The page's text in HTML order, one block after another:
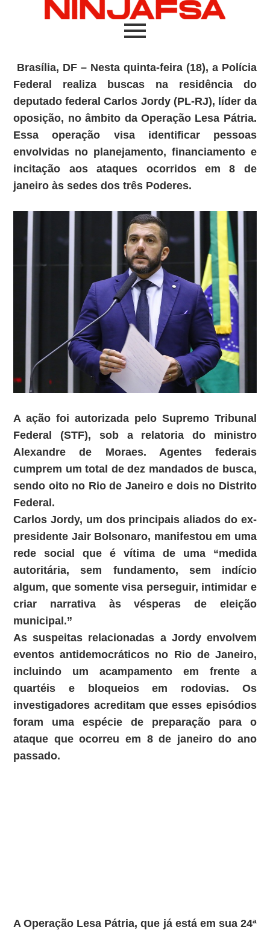
Brasília, DF – Nesta quinta-feira (18), a Polícia
Federal realiza buscas na residência do
deputado federal Carlos Jordy (PL-RJ), líder da
oposição, no âmbito da Operação Lesa Pátria.
Essa operação visa identificar pessoas
envolvidas no planejamento, financiamento e
incitação aos ataques ocorridos em 8 de
janeiro às sedes dos três Poderes.
A ação foi autorizada pelo Supremo Tribunal
Federal (STF), sob a relatoria do ministro
Alexandre de Moraes. Agentes federais
cumprem um total de dez mandados de busca,
sendo oito no Rio de Janeiro e dois no Distrito
Federal.
Carlos Jordy, um dos principais aliados do ex-
presidente Jair Bolsonaro, manifestou em uma
rede social que é vítima de uma “medida
autoritária, sem fundamento, sem indício
algum, que somente visa perseguir, intimidar e
criar narrativa às vésperas de eleição
municipal.”
As suspeitas relacionadas a Jordy envolvem
eventos antidemocráticos no Rio de Janeiro,
incluindo um acampamento em frente a
quartéis e bloqueios em rodovias. Os
investigadores acreditam que esses episódios
foram uma espécie de preparação para o
ataque que ocorreu em 8 de janeiro do ano
passado.
A Operação Lesa Pátria, que já está em sua 24ª